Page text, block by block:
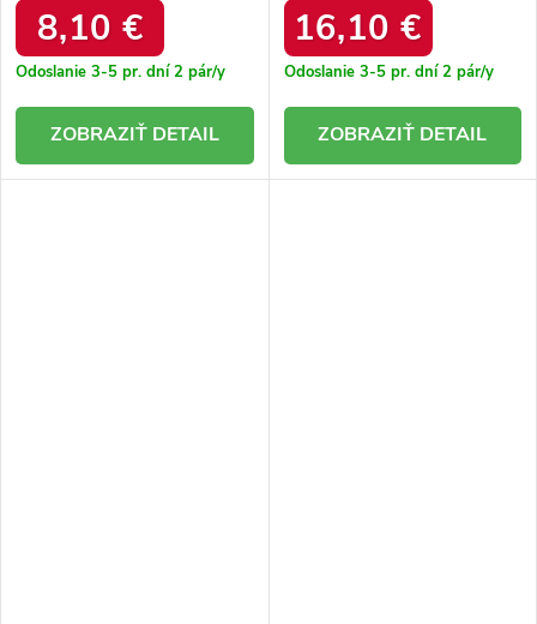
8,10 €
Odoslanie 3-5 pr. dní2 pár/y
DETAIL
16,10 €
Odoslanie 3-5 pr. dní2 pár/y
DETAIL